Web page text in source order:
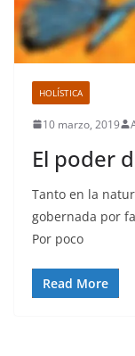
HOLÍSTICA
10 marzo, 2019
El poder
Tanto en la
gobernada por
Por poco
Read More